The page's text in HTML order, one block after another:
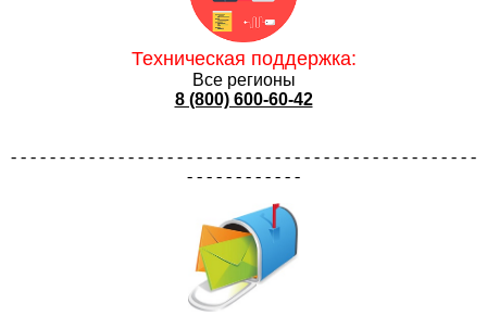
Техническая поддержка:
Все регионы
8 (800) 600-60-42
- - - - - - - - - - - - - - - - - - - - - - - - - - - - - - - - - - - - - - - - - - - - - - - -
- - - - - - - - - - - -